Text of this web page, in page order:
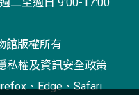
館版權所有
私權及資訊安全政策
、Edge、Safari